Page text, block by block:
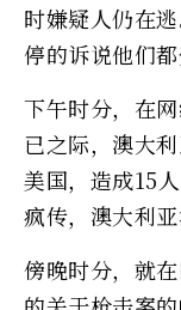
时嫌疑人仍在
停的诉说他们
下午时分，在
已之际，澳大
美国，造成15
疯传，澳大利
傍晚时分，就